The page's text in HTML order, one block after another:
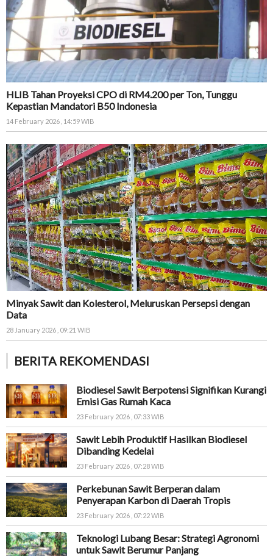
HLIB Tahan Proyeksi CPO di RM4.200 per Ton, Tunggu
Kepastian Mandatori B50 Indonesia
14 February 2026 , 14:59 WIB
Minyak Sawit dan Kolesterol, Meluruskan Persepsi dengan
Data
28 January 2026 , 09:21 WIB
BERITA REKOMENDASI
Biodiesel Sawit Berpotensi Signifikan Kurangi
Emisi Gas Rumah Kaca
23 February 2026 , 07:33 WIB
Sawit Lebih Produktif Hasilkan Biodiesel
Dibanding Kedelai
23 February 2026 , 07:28 WIB
Perkebunan Sawit Berperan dalam
Penyerapan Karbon di Daerah Tropis
23 February 2026 , 07:22 WIB
Teknologi Lubang Besar: Strategi Agronomi
untuk Sawit Berumur Panjang